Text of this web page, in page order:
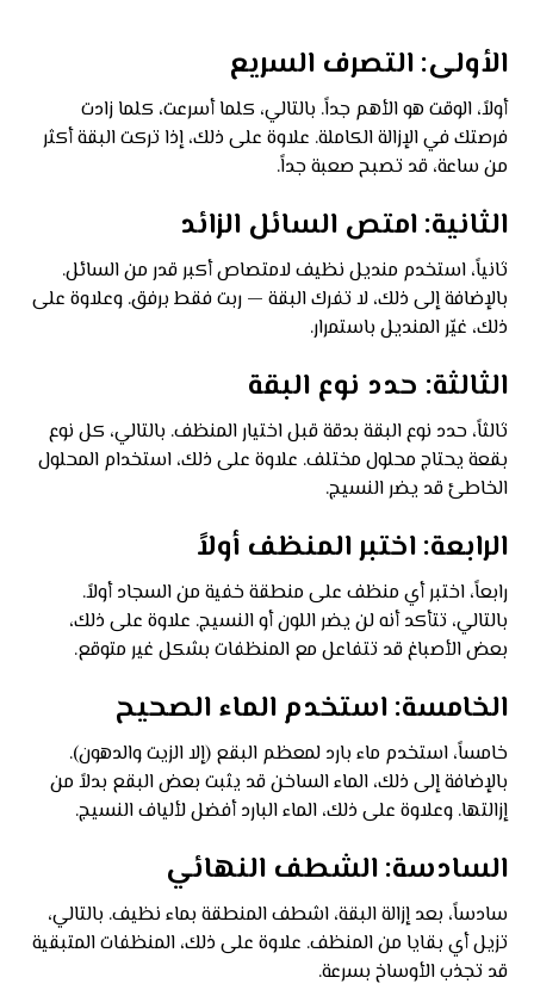
الأولى: التصرف السريع
أولاً، الوقت هو الأهم جداً. بالتالي، كلما أسرعت، كلما زادت
فرصتك في الإزالة الكاملة. علاوة على ذلك، إذا تركت البقة أكثر
من ساعة، قد تصبح صعبة جداً.
الثانية: امتص السائل الزائد
ثانياً، استخدم منديل نظيف لامتصاص أكبر قدر من السائل.
بالإضافة إلى ذلك، لا تفرك البقة — ربت فقط برفق. وعلاوة على
ذلك، غيّر المنديل باستمرار.
الثالثة: حدد نوع البقة
ثالثاً، حدد نوع البقة بدقة قبل اختيار المنظف. بالتالي، كل نوع
بقعة يحتاج محلول مختلف. علاوة على ذلك، استخدام المحلول
الخاطئ قد يضر النسيج.
الرابعة: اختبر المنظف أولاً
رابعاً، اختبر أي منظف على منطقة خفية من السجاد أولاً.
بالتالي، تتأكد أنه لن يضر اللون أو النسيج. علاوة على ذلك،
بعض الأصباغ قد تتفاعل مع المنظفات بشكل غير متوقع.
الخامسة: استخدم الماء الصحيح
خامساً، استخدم ماء بارد لمعظم البقع (إلا الزيت والدهون).
بالإضافة إلى ذلك، الماء الساخن قد يثبت بعض البقع بدلاً من
إزالتها. وعلاوة على ذلك، الماء البارد أفضل لألياف النسيج.
السادسة: الشطف النهائي
سادساً، بعد إزالة البقة، اشطف المنطقة بماء نظيف. بالتالي،
تزيل أي بقايا من المنظف. علاوة على ذلك، المنظفات المتبقية
قد تجذب الأوساخ بسرعة.